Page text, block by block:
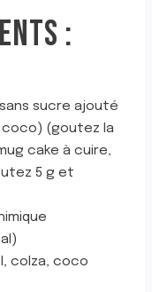
:
sucre ajouté
coco) (goutez la
cake à cuire,
5 g et
colza, coco